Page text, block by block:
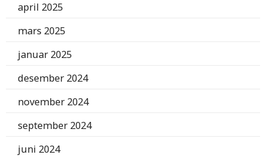
april 2025
mars 2025
januar 2025
desember 2024
november 2024
september 2024
juni 2024